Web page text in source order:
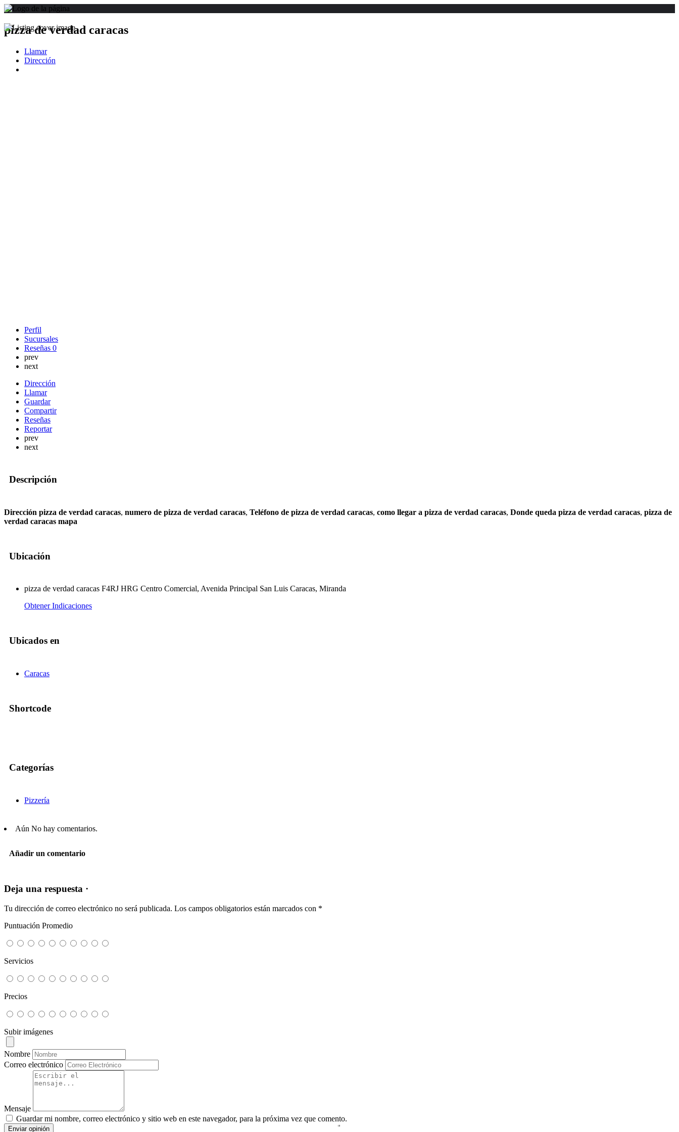
pizza de verdad caracas
Llamar
Dirección
Perfil
Sucursales
Reseñas 0
prev
next
Dirección
Llamar
Guardar
Compartir
Reseñas
Reportar
prev
next
Descripción
Dirección pizza de verdad caracas, numero de pizza de verdad caracas, Teléfono de pizza de verdad caracas, como llegar a pizza de verdad caracas, Donde queda pizza de verdad caracas, pizza de
verdad caracas mapa
Ubicación
pizza de verdad caracas F4RJ HRG Centro Comercial, Avenida Principal San Luis Caracas, Miranda
Obtener Indicaciones
Ubicados en
Caracas
Shortcode
Categorías
Pizzería
Aún No hay comentarios.
Añadir un comentario
Deja una respuesta ·
Tu dirección de correo electrónico no será publicada. Los campos obligatorios están marcados con *
Puntuación Promedio
Servicios
Precios
Subir imágenes
Nombre
Correo electrónico
Mensaje
Guardar mi nombre, correo electrónico y sitio web en este navegador, para la próxima vez que comento.
Enviar opinión